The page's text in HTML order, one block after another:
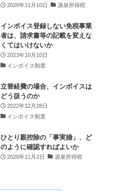
2020年11月10日 源泉所得税
インボイス登録しない免税事業
者は、請求書等の記載を変えな
くてはいけないか
2023年10月10日
インボイス制度
立替経費の場合、インボイスは
どう扱うのか
2022年12月28日
インボイス制度
ひとり親控除の「事実婚」、ど
のように確認すればよいか
2020年11月2日 源泉所得税